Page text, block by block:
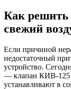
Как решить
свежий
Если причиной
недостаточный
устройство.
— клапан КИВ-125
устанавливают в